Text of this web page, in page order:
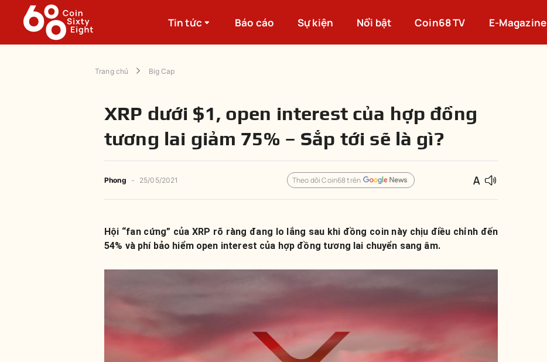
Tin tức Báo cáo Sự kiện Nổi bật Coin68 TV E-Magazine
Trang chủ Big Cap
XRP dưới $1, open interest của hợp đồng
tương lai giảm 75% – Sắp tới sẽ là gì?
Phong - 25/05/2021 Theo dõi Coin68 trên
Hội “fan cứng” của XRP rõ ràng đang lo lắng sau khi đồng coin này chịu điều chỉnh đến
54% và phí bảo hiểm open interest của hợp đồng tương lai chuyển sang âm.